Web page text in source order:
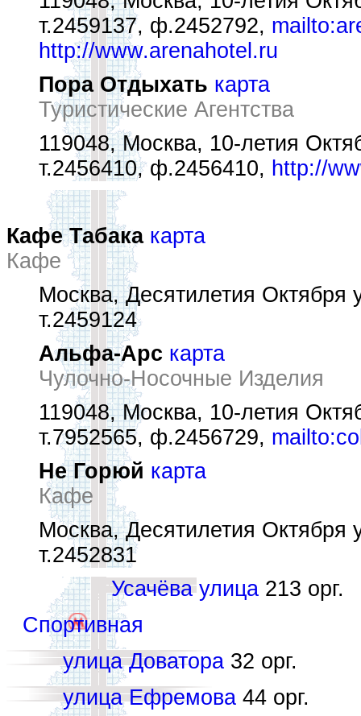
т.2459137, ф.2452792,
http://www.arenahotel.ru
Пора Отдыхать карта
Туристические Агентства
119048, Москва, 10-летия
т.2456410, ф.2456410, http://
Кафе Табака карта
Кафе
Москва, Десятилетия Октября
т.2459124
Альфа-Арс карта
Чулочно-Носочные Изделия
119048, Москва, 10-летия
т.7952565, ф.2456729,
Не Горюй карта
Кафе
Москва, Десятилетия Октября
т.2452831
Усачёва улица 213 орг.
Спортивная
улица Доватора 32 орг.
улица Ефремова 44 орг.